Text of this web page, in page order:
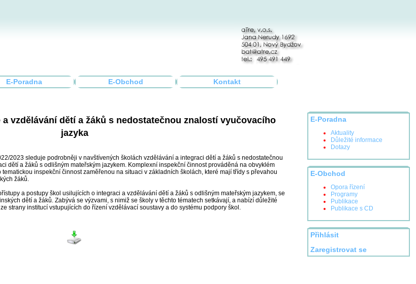
E-Poradna E-Obchod Kontakt
E-Poradna
Aktuality
Důležité informace
Dotazy
E-Obchod
Opora řízení
Programy
Publikace
Publikace s CD
Přihlásit
Zaregistrovat se
a vzdělávání dětí a žáků s nedostatečnou znalostí vyučovacího
jazyka
2023 sleduje podrobněji v navštívených školách vzdělávání a integraci dětí a žáků s nedostatečnou
dětí a žáků s odlišným mateřským jazykem. Komplexní inspekční činnost prováděná na obvyklém
inspekční činnost zaměřenou na situaci v základních školách, které mají třídy s převahou
žáků.
a postupy škol usilujících o integraci a vzdělávání dětí a žáků s odlišným mateřským jazykem, se
dětí a žáků. Zabývá se výzvami, s nimiž se školy v těchto tématech setkávají, a nabízí důležité
strany institucí vstupujících do řízení vzdělávací soustavy a do systému podpory škol.